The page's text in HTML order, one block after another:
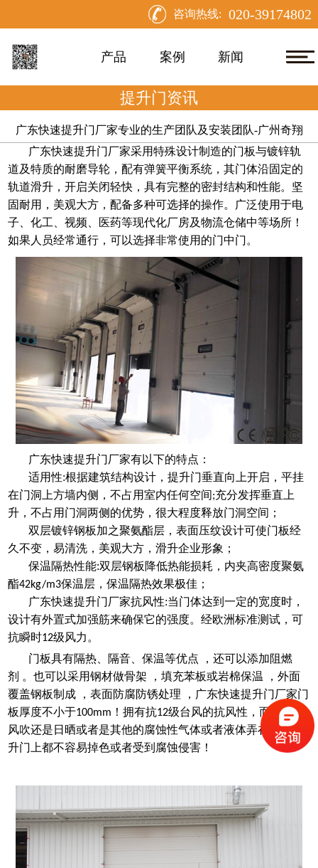
咨询热线: 020-39174802
产品 案例 新闻
提升门资讯
广东快速提升门厂家专业的生产团队及安装团队-广州奇翔
广东快速提升门厂家采用特殊设计制造的门板与镀锌轨
道及特质的耐磨导轮，配有弹簧平衡系统，其门体沿固定的
轨道滑升，开启关闭轻快，具有完整的密封结构和性能。坚
固耐用，美观大方，配备多种可选择的操作。广泛使用于电
子、化工、视频、医药等现代化厂房及物流仓储中等场所！
如果人员经常通行，可以选择非常使用的门中门。
广东快速提升门厂家有以下的特点：
适用性:根据建筑结构设计，提升门垂直向上开启，平挂
在门洞上方墙内侧，不占用室内任何空间;充分发挥垂直上
升，不占用门洞两侧的优势，很大程度释放门洞空间；
双层镀锌钢板加之聚氨酯层，表面压纹设计可使门板经
久不变，易清洗，美观大方，滑升企业形象；
保温隔热性能:双层钢板降低热能损耗，内夹高密度聚氨
酯42kg/m3保温层，保温隔热效果极佳；
广东快速提升门厂家抗风性:当门体达到一定的宽度时，
设计有外置式加强筋来确保它的强度。经欧洲标准测试，可
抗瞬时12级风力。
门板具有隔热、隔音、保温等优点
，还可以添加阻燃
剂 。也可以采用钢材做骨架
，填充苯板或岩棉保温 ，外面
覆盖钢板制成 ，表面防腐防锈处理 ，广东快速提升门厂家门
板厚度不小于100mm ！拥有抗12级台风的抗风性，而无论是
风吹还是日晒或者是其他的腐蚀性气体或者液体弄在快速提
升门上都不容易掉色或者受到腐蚀侵害！